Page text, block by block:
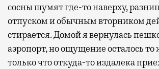
сосны шумят где-то наверху,
отпуском и обычным вторником
стирается. Домой я вернулась
аэропорт, но ощущение осталось
только что откуда-то издалека